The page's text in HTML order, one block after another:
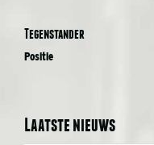
Tegenstander
Positie
Laatste nieuws